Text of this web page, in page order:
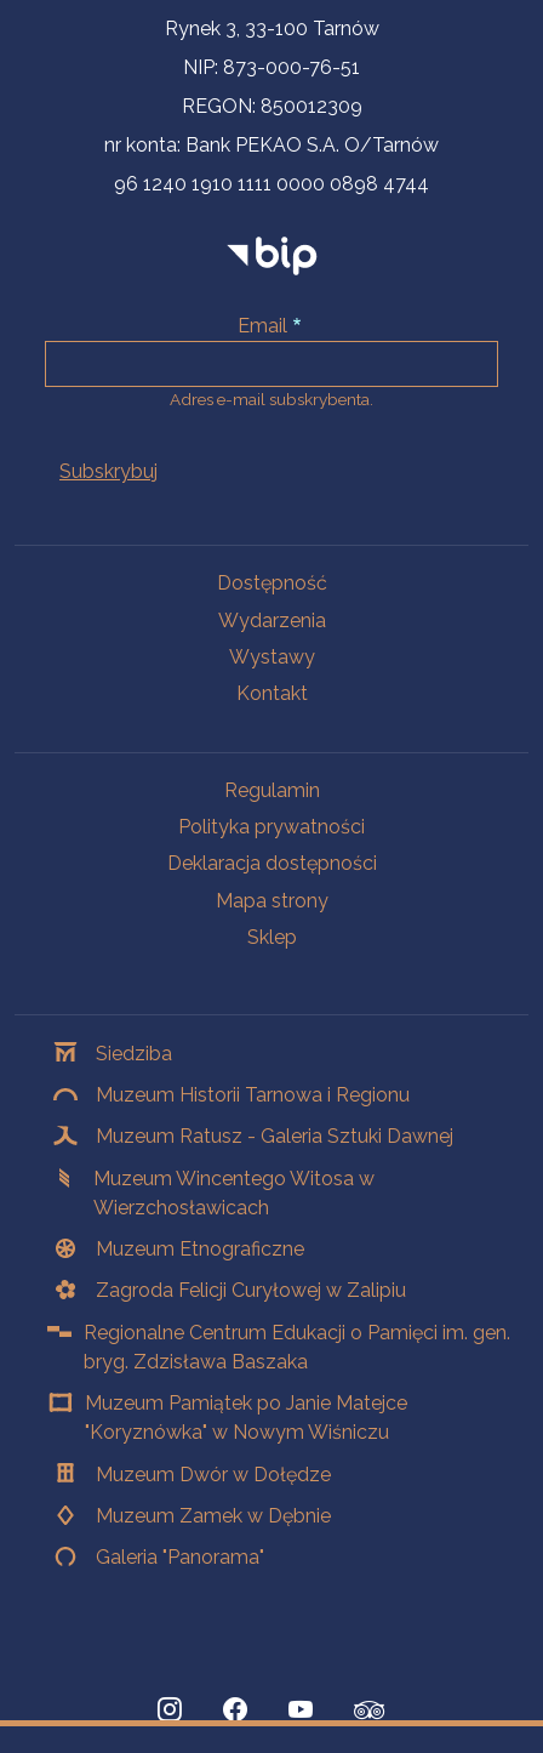
Informacje kontaktoweRynek 3, 33-100 Tarnów
NIP: 873-000-76-51
REGON: 850012309
nr konta: Bank PEKAO S.A. O/Tarnów
96 1240 1910 1111 0000 0898 4744
Email
Adres e-mail subskrybenta.
Dostępność
Wydarzenia
Wystawy
Kontakt
Regulamin
Polityka prywatności
Deklaracja dostępności
Mapa strony
Sklep
Siedziba
Muzeum Historii Tarnowa i Regionu
Muzeum Ratusz - Galeria Sztuki Dawnej
Muzeum Wincentego Witosa w
Wierzchosławicach
Muzeum Etnograficzne
Zagroda Felicji Curyłowej w Zalipiu
Regionalne Centrum Edukacji o Pamięci im. gen.
bryg. Zdzisława Baszaka
Muzeum Pamiątek po Janie Matejce
"Koryznówka" w Nowym Wiśniczu
Muzeum Dwór w Dołędze
Muzeum Zamek w Dębnie
Galeria "Panorama"